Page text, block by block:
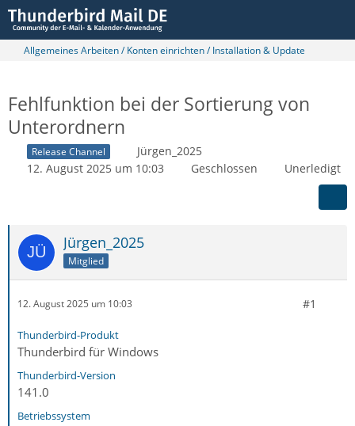
Allgemeines Arbeiten / Konten einrichten / Installation & Update
Fehlfunktion bei der Sortierung von
Unterordnern
Release Channel
Jürgen_2025
12. August 2025 um 10:03
Geschlossen Unerledigt
Jürgen_2025
Mitglied
12. August 2025 um 10:03 #1
Thunderbird-Produkt
Thunderbird für Windows
Thunderbird-Version
141.0
Betriebssystem